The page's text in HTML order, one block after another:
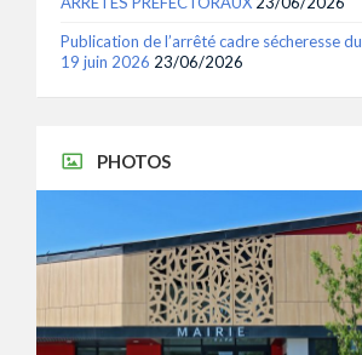
Publication de l’arrêté cadre sécheresse du
19 juin 2026 23/06/2026
PHOTOS